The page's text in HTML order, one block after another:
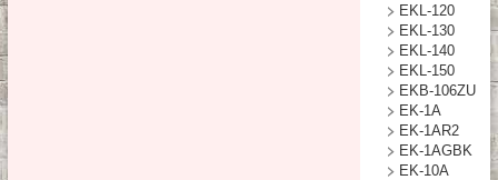
EKL-120
EKL-130
EKL-140
EKL-150
EKB-106ZU
EK-1A
EK-1AR2
EK-1AGBK
EK-10A